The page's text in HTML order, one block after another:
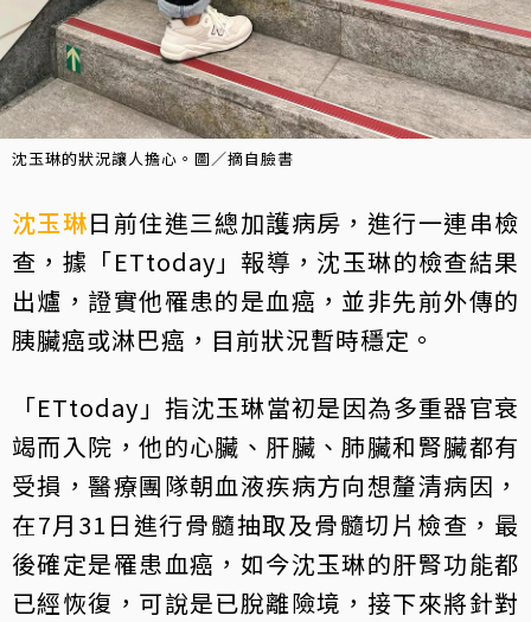
沈玉琳的狀況讓人擔心。圖／摘自臉書
沈玉琳日前住進三總加護病房，進行一連串檢
查，據「ETtoday」報導，沈玉琳的檢查結果
出爐，證實他罹患的是血癌，並非先前外傳的
胰臟癌或淋巴癌，目前狀況暫時穩定。
「ETtoday」指沈玉琳當初是因為多重器官衰
竭而入院，他的心臟、肝臟、肺臟和腎臟都有
受損，醫療團隊朝血液疾病方向想釐清病因，
在7月31日進行骨髓抽取及骨髓切片檢查，最
後確定是罹患血癌，如今沈玉琳的肝腎功能都
已經恢復，可說是已脫離險境，接下來將針對